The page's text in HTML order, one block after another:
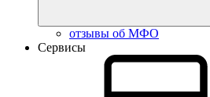
отзывы об МФО
Сервисы